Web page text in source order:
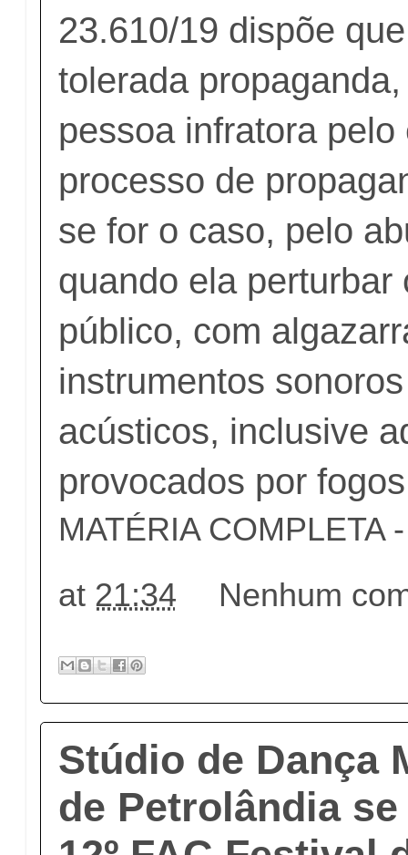
23.610/19 dispõe
tolerada
pessoa infratora
processo de
se for o caso, pelo
quando ela perturbar
público, com
instrumentos
acústicos, inclusive
provocados por
MATÉRIA COMPLETA
at 21:34 Nenhum
Stúdio de Dança
de Petrolândia